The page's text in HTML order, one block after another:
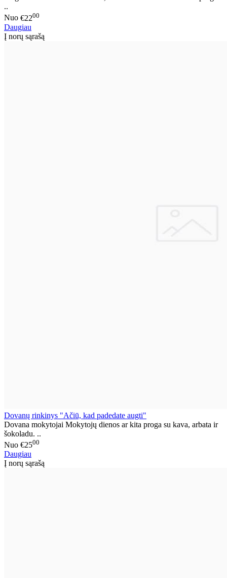
..
Nuo €2200
Daugiau
Į norų sąrašą
Dovanų rinkinys "Ačiū, kad padedate augti"
Dovana mokytojai Mokytojų dienos ar kita proga su kava, arbata ir
šokoladu. ..
Nuo €2500
Daugiau
Į norų sąrašą